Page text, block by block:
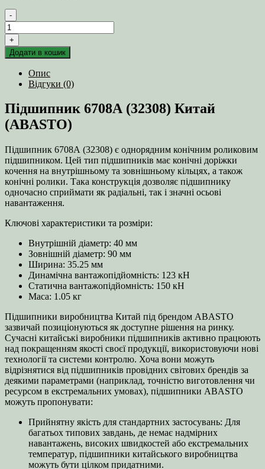
-
Підшипник
6708А
(32308)
Китай
(ABASTO)
кількість
+
Додати в кошик
Опис
Відгуки (0)
Підшипник 6708А (32308) Китай
(ABASTO)
Підшипник 6708А (32308) є однорядним конічним роликовим
підшипником. Цей тип підшипників має конічні доріжки
кочення на внутрішньому та зовнішньому кільцях, а також
конічні ролики. Така конструкція дозволяє підшипнику
одночасно сприймати як радіальні, так і значні осьові
навантаження.
Ключові характеристики та розміри:
Внутрішній діаметр: 40 мм
Зовнішній діаметр: 90 мм
Ширина: 35.25 мм
Динамічна вантажопідйомність: 123 кН
Статична вантажопідйомність: 150 кН
Маса: 1.05 кг
Підшипники виробництва Китай під брендом ABASTO
зазвичай позиціонуються як доступне рішення на ринку.
Сучасні китайські виробники підшипників активно працюють
над покращенням якості своєї продукції, використовуючи нові
технології та системи контролю. Хоча вони можуть
відрізнятися від підшипників провідних світових брендів за
деякими параметрами (наприклад, точністю виготовлення чи
ресурсом в екстремальних умовах), підшипники ABASTO
можуть пропонувати:
Прийнятну якість для стандартних застосувань: Для
багатьох типових завдань, де немає надмірних
навантажень, високих швидкостей або екстремальних
температур, підшипники китайського виробництва
можуть бути цілком придатними.